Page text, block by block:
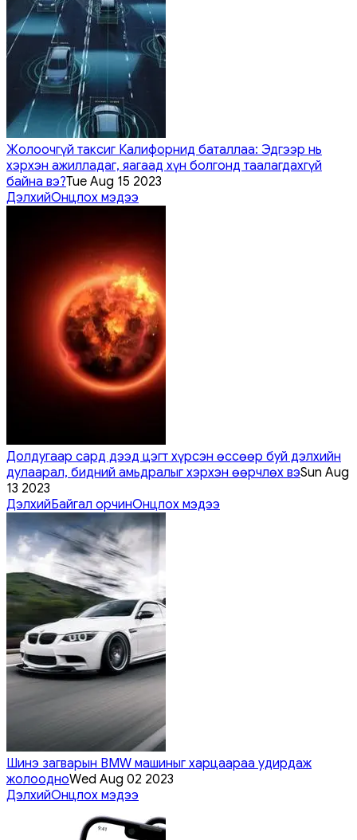
Жолоочгүй таксиг Калифорнид баталлаа: Эдгээр нь
хэрхэн ажилладаг, яагаад хүн болгонд таалагдахгүй
байна вэ?Tue Aug 15 2023
ДэлхийОнцлох мэдээ
Долдугаар сард дээд цэгт хүрсэн өссөөр буй дэлхийн
дулаарал, бидний амьдралыг хэрхэн өөрчлөх вэSun Aug
13 2023
ДэлхийБайгал орчинОнцлох мэдээ
Шинэ загварын BMW машиныг харцаараа удирдаж
жолоодноWed Aug 02 2023
ДэлхийОнцлох мэдээ